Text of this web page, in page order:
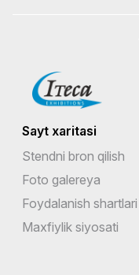
Sayt xaritasi
Stendni bron qilish
Foto galereya
Foydalanish shartlari
Maxfiylik siyosati